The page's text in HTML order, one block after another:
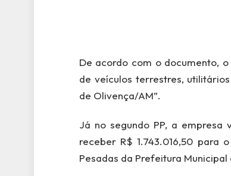
De acordo com o documento,
de veículos terrestres,
de Olivença/AM”.
Já no segundo PP, a empresa
receber R$ 1.743.016,50 para
Pesadas da Prefeitura